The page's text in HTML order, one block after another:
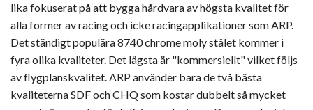
lika fokuserat på att bygga hårdvara av högsta kvalitet för
alla former av racing och icke racingapplikationer som ARP.
Det ständigt populära 8740 chrome moly stålet kommer i
fyra olika kvaliteter. Det lägsta är "kommersiellt" vilket följs
av flygplanskvalitet. ARP använder bara de två bästa
kvaliteterna SDF och CHQ som kostar dubbelt så mycket